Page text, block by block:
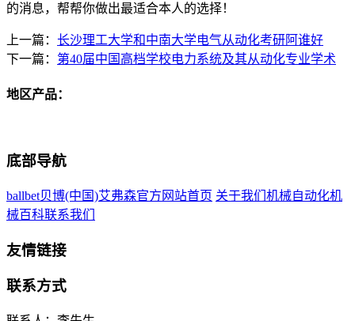
的消息，帮帮你做出最适合本人的选择！
上一篇： 长沙理工大学和中南大学电气从动化考研阿谁好
下一篇： 第40届中国高档学校电力系统及其从动化专业学术
地区产品：
底部导航
ballbet贝博(中国)艾弗森官方网站首页 关于我们 机械自动化机
械百科联系我们
友情链接
联系方式